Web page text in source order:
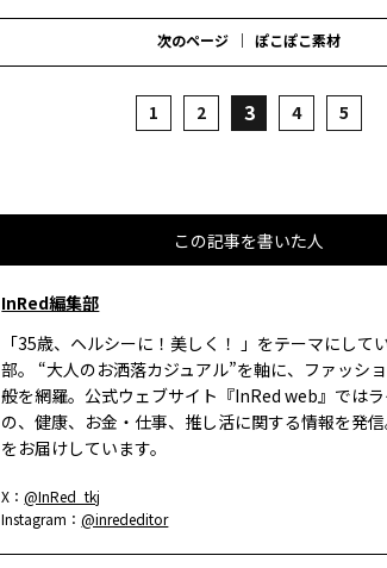
次のページ ぽこぽこ素材
1 2 3 4 5
この記事を書いた人
InRed編集部
「35歳、ヘルシーに！美しく！ 」をテーマにし
部。 “大人のお洒落カジュアル”を軸に、ファッシ
般を網羅。公式ウェブサイト『InRed web』では
の、健康、お金・仕事、推し活に関する情報を発
をお届けしています。
X：@InRed_tkj
Instagram：@inrededitor